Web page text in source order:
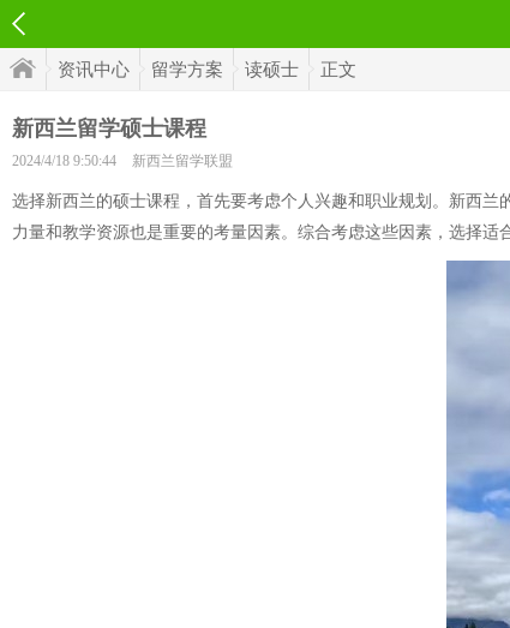
资讯中心 留学方案 读硕士 正文
新西兰留学硕士课程
2024/4/18 9:50:44 新西兰留学联盟
选择新西兰的硕士课程，首先要考虑个人兴趣和职业规划。新西
力量和教学资源也是重要的考量因素。综合考虑这些因素，选择适